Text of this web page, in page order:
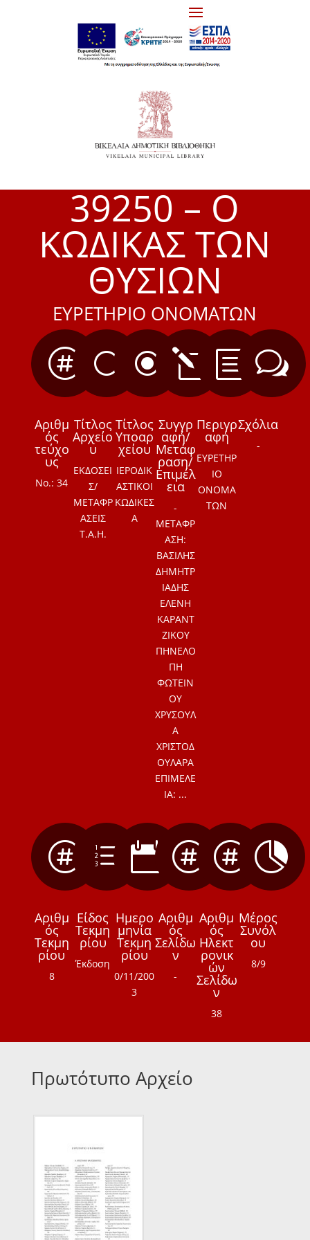
39250 – Ο
ΚΩΔΙΚΑΣ ΤΩΝ
ΘΥΣΙΩΝ
ΕΥΡΕΤΗΡΙΟ ΟΝΟΜΑΤΩΝ

Αριθμ
ός
τεύχο
υς
Νο.: 34
[
Τίτλος
Αρχείο
υ
ΕΚΔΟΣΕΙ
Σ/
ΜΕΤΑΦΡ
ΑΣΕΙΣ
Τ.Α.Η.
\
Τίτλος
Υποαρ
χείου
ΙΕΡΟΔΙΚ
ΑΣΤΙΚΟΙ
ΚΩΔΙΚΕΣ
Α
l
Συγγρ
αφή/
Μετάφ
ραση/
Επιμέλ
εια
-
ΜΕΤΑΦΡ
ΑΣΗ:
ΒΑΣΙΛΗΣ
ΔΗΜΗΤΡ
ΙΑΔΗΣ
ΕΛΕΝΗ
ΚΑΡΑΝΤ
ΖΙΚΟΥ
ΠΗΝΕΛΟ
ΠΗ
ΦΩΤΕΙΝ
ΟΥ
ΧΡΥΣΟΥΛ
Α
ΧΡΙΣΤΟΔ
ΟΥΛΑΡΑ
ΕΠΙΜΕΛΕ
ΙΑ: ...
b
Περιγρ
αφή
ΕΥΡΕΤΗΡ
ΙΟ
ΟΝΟΜΑ
ΤΩΝ
w
Σχόλια
-

Αριθμ
ός
Τεκμη
ρίου
8
e
Είδος
Τεκμη
ρίου
Έκδοση

Ημερο
μηνία
Τεκμη
ρίου
0/11/200
3

Αριθμ
ός
Σελίδω
ν
-

Αριθμ
ός
Ηλεκτ
ρονικ
ών
Σελίδω
ν
38

Μέρος
Συνόλ
ου
8/9
Πρωτότυπο Αρχείο